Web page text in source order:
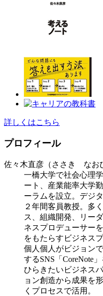
詳しくはこちら
プロフィール
佐々木直彦（ささき なお
一橋大学で社会心理
ート、産業能率大学
ーラムを設立。デジ
２年間客員教授。多
ス、組織開発、リー
ネスプロデューサー
をもたらすビジネス
個人個人がビジョン
するSNS「CoreNote
ひらきたいビジネス
ョン創造から成果を
くプロセスで活用。